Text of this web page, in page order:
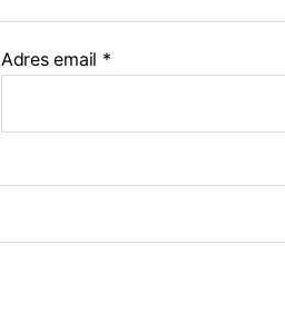
Adres email *